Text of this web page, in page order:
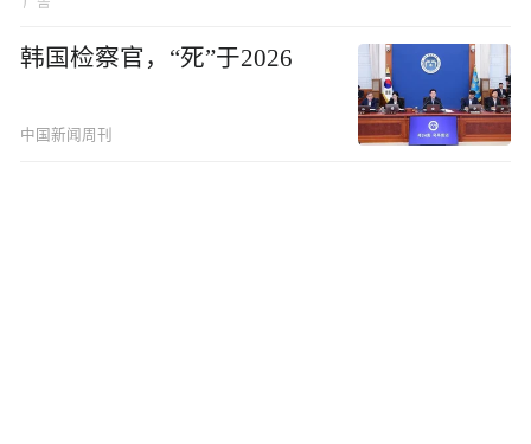
韩国检察官，“死”于2026
中国新闻周刊